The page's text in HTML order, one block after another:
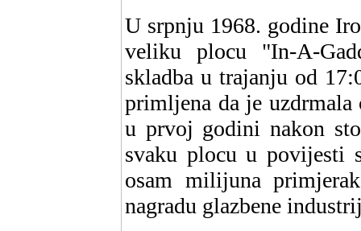
U srpnju 1968. godine
veliku plocu "In-A-
skladba u trajanju od
primljena da je
u prvoj godini nakon
svaku plocu u povijesti
osam milijuna
nagradu glazbene